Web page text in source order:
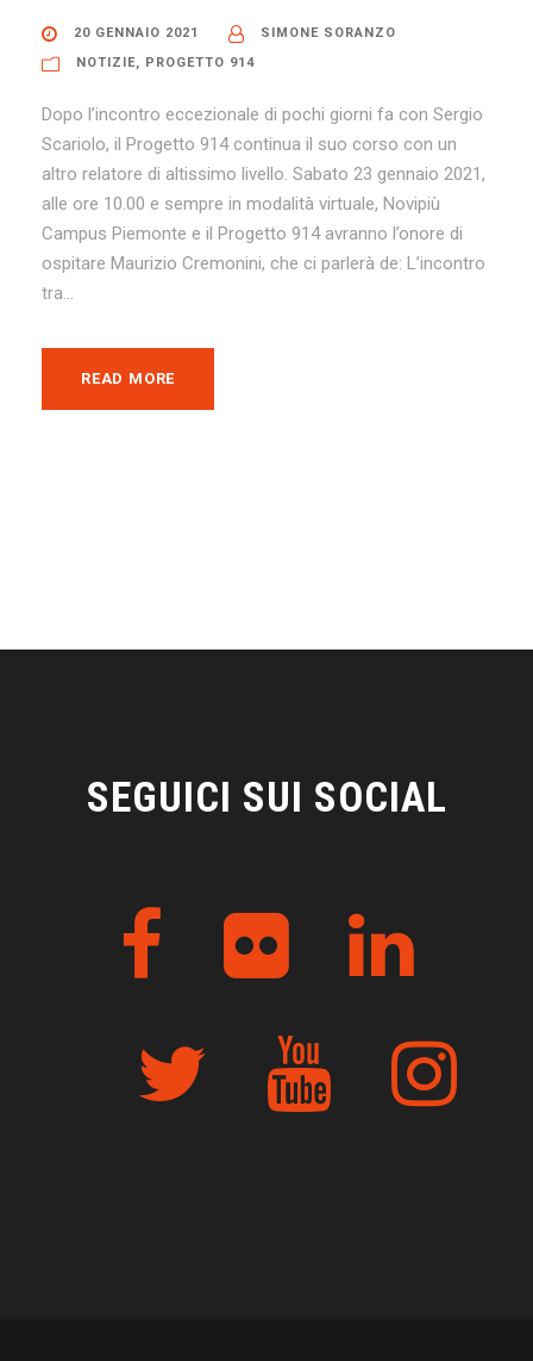
20 GENNAIO 2021
SIMONE SORANZO
NOTIZIE, PROGETTO 914
Dopo l’incontro eccezionale di pochi giorni fa con Sergio
Scariolo, il Progetto 914 continua il suo corso con un
altro relatore di altissimo livello. Sabato 23 gennaio 2021,
alle ore 10.00 e sempre in modalità virtuale, Novipiù
Campus Piemonte e il Progetto 914 avranno l’onore di
ospitare Maurizio Cremonini, che ci parlerà de: L’incontro
tra...
READ MORE
SEGUICI SUI SOCIAL